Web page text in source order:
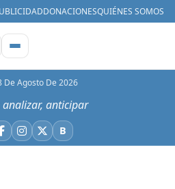
DONACIONESQUIÉNES SOMOS
De Agosto De 2026
anticipar
Facebook
Instagram
X BBluesky